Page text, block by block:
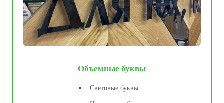
Объемные буквы
Световые буквы